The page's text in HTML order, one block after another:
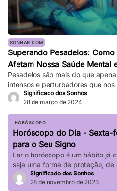
SONHAR COM
Superando Pesadelos:
Afetam Nossa Saúde Mental
Pesadelos são mais do que
intensos e perturbadores que
profundo. Eles podem ser tão
fazem nosso coração bater forte,
persiste mesmo depois de
ocasionais são comuns,
impactar significativamente
Significado dos Sonhos
28 de março de 2024
HORÓSCOPO
Horóscopo do Dia - Sexta-
para o Seu Signo
Ler o horóscopo é um hábito já
seja uma forma de proteção,
passos de sua vida e até
“roubadas”, não é mesmo?
Significado dos Sonhos
28 de novembro de 2023